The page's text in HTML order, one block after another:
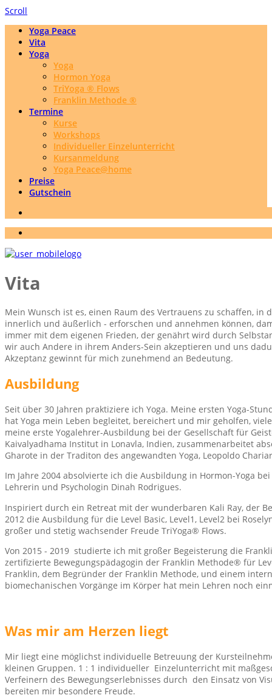
Scroll
Yoga Peace
Vita
Yoga
Yoga
Hormon Yoga
TriYoga ® Flows
Franklin Methode ®
Termine
Kurse
Workshops
Individueller Einzelunterricht
Kursanmeldung
Yoga Peace@home
Preise
Gutschein
Vita
Mein Wunsch ist es, einen Raum des Vertrauens zu schaffen,
innerlich und äußerlich - erforschen und annehmen können,
immer mit dem eigenen Frieden, der genährt wird durch
wir auch Andere in ihrem Anders-Sein akzeptieren und uns
Akzeptanz gewinnt für mich zunehmend an Bedeutung.
Ausbildung
Seit über 30 Jahren praktiziere ich Yoga. Meine ersten Yoga-
hat Yoga mein Leben begleitet, bereichert und mir geholfen,
meine erste Yogalehrer-Ausbildung bei der Gesellschaft für
Kaivalyadhama Institut in Lonavla, Indien, zusammenarbeitet
Gharote in der Traditon des angewandten Yoga, Leopoldo
Im Jahre 2004 absolvierte ich die Ausbildung in Hormon-Yoga
Lehrerin und Psychologin Dinah Rodrigues.
Inspiriert durch ein Retreat mit der wunderbaren Kali Ray, der
2012 die Ausbildung für die Level Basic, Level1, Level2 bei
großer und stetig wachsender Freude TriYoga® Flows.
Von 2015 - 2019 studierte ich mit großer Begeisterung die
zertifizierte Bewegungspädagogin der Franklin Methode® für
Franklin, dem Begründer der Franklin Methode, und einem
biomechanischen Vorgänge im Körper hat mein Lehren noch
Was mir am Herzen liegt
Mir liegt eine möglichst individuelle Betreuung der
kleinen Gruppen. 1 : 1 individueller Einzelunterricht mit
Verfeinern des Bewegungserlebnisses durch den Einsatz von
bereiten mir besondere Freude.